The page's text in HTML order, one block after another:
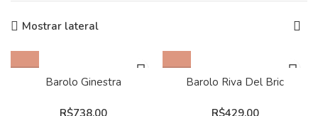
Mostrar lateral
Barolo Ginestra
R$738,00
Barolo Riva Del Bric
R$429,00